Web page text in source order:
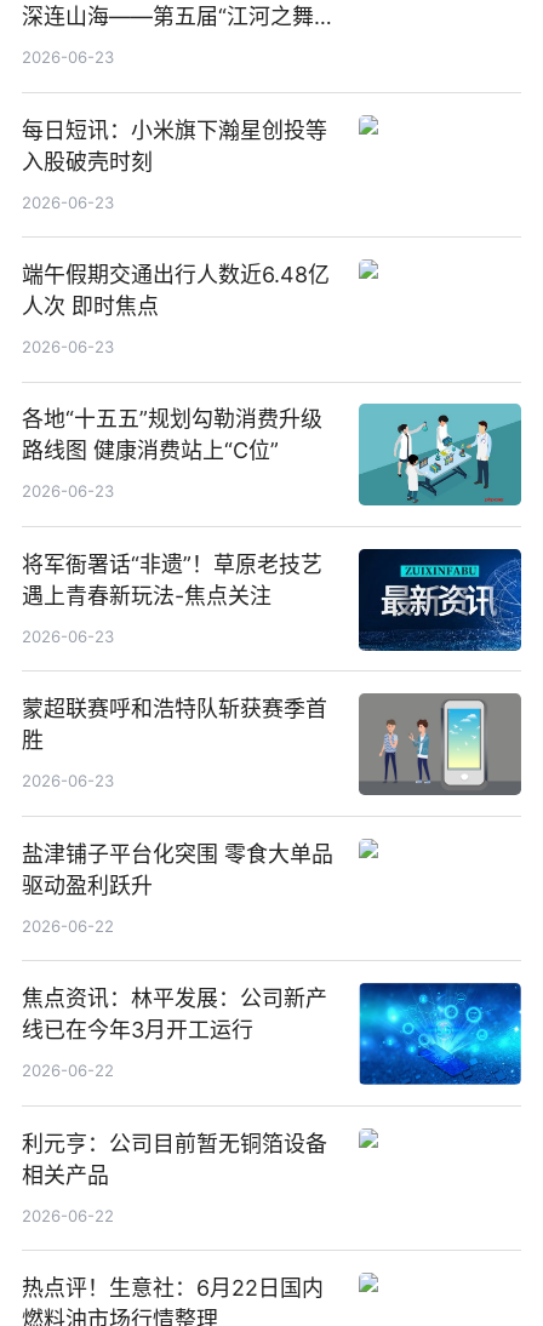
深连山海——第五届“江河之舞”
中美青少年文化交流展演在镇江
2026-06-23
每日短讯：小米旗下瀚星创投等
入股破壳时刻
2026-06-23
端午假期交通出行人数近6.48亿
人次 即时焦点
2026-06-23
各地“十五五”规划勾勒消费升级
路线图 健康消费站上“C位”
2026-06-23
将军衙署话“非遗”！草原老技艺
遇上青春新玩法-焦点关注
2026-06-23
蒙超联赛呼和浩特队斩获赛季首
胜
2026-06-23
盐津铺子平台化突围 零食大单品
驱动盈利跃升
2026-06-22
焦点资讯：林平发展：公司新产
线已在今年3月开工运行
2026-06-22
利元亨：公司目前暂无铜箔设备
相关产品
2026-06-22
热点评！生意社：6月22日国内
燃料油市场行情整理